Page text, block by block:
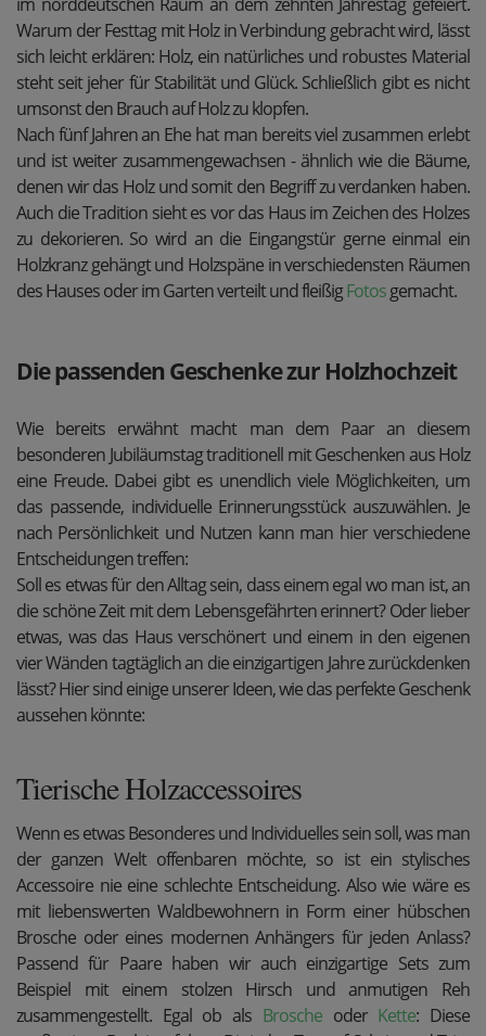
im norddeutschen Raum an dem zehnten Jahrestag gefeiert.
Warum der Festtag mit Holz in Verbindung gebracht wird, lässt
sich leicht erklären: Holz, ein natürliches und robustes Material
steht seit jeher für Stabilität und Glück. Schließlich gibt es nicht
umsonst den Brauch auf Holz zu klopfen.
Nach fünf Jahren an Ehe hat man bereits viel zusammen erlebt
und ist weiter zusammengewachsen - ähnlich wie die Bäume,
denen wir das Holz und somit den Begriff zu verdanken haben.
Auch die Tradition sieht es vor das Haus im Zeichen des Holzes
zu dekorieren. So wird an die Eingangstür gerne einmal ein
Holzkranz gehängt und Holzspäne in verschiedensten Räumen
des Hauses oder im Garten verteilt und fleißigFotosgemacht.
Die passenden Geschenke zur Holzhochzeit
Wie bereits erwähnt macht man dem Paar an diesem
besonderen Jubiläumstag traditionell mit Geschenken aus Holz
eine Freude. Dabei gibt es unendlich viele Möglichkeiten, um
das passende, individuelle Erinnerungsstück auszuwählen. Je
nach Persönlichkeit und Nutzen kann man hier verschiedene
Entscheidungen treffen:
Soll es etwas für den Alltag sein, dass einem egal wo man ist, an
die schöne Zeit mit dem Lebensgefährten erinnert? Oder lieber
etwas, was das Haus verschönert und einem in den eigenen
vier Wänden tagtäglich an die einzigartigen Jahre zurückdenken
lässt? Hier sind einige unserer Ideen, wie das perfekte Geschenk
aussehen könnte:
Tierische Holzaccessoires
Wenn es etwas Besonderes und Individuelles sein soll, was man
der ganzen Welt offenbaren möchte, so ist ein stylisches
Accessoire nie eine schlechte Entscheidung. Also wie wäre es
mit liebenswerten Waldbewohnern in Form einer hübschen
Brosche oder eines modernen Anhängers für jeden Anlass?
Passend für Paare haben wir auch einzigartige Sets zum
Beispiel mit einem stolzen Hirsch und anmutigen Reh
zusammengestellt. Egal ob als Brosche oder Kette: Diese